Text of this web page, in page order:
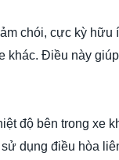
chói, cực kỳ hữu
khác. Điều này
độ bên trong xe
dụng điều hòa